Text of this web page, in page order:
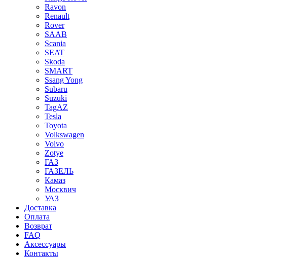
Ravon
Renault
Rover
SAAB
Scania
SEAT
Skoda
SMART
Ssang Yong
Subaru
Suzuki
TagAZ
Tesla
Toyota
Volkswagen
Volvo
Zotye
ГАЗ
ГАЗЕЛЬ
Камаз
Москвич
УАЗ
Доставка
Оплата
Возврат
FAQ
Аксессуары
Контакты